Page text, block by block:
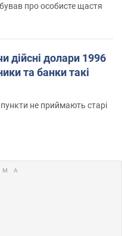
про особисте щастя
дійсні долари 1996
та банки такі
не приймають старі